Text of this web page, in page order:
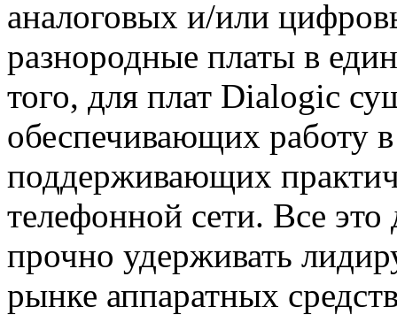
аналоговых и/или
разнородные платы в
того, для плат Dialogic
обеспечивающих работу
поддерживающих
телефонной сети. Все
прочно удерживать
рынке аппаратных